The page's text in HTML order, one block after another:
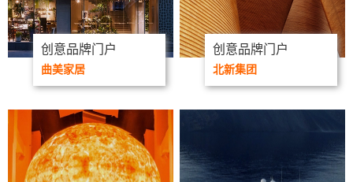
创意品牌门户
曲美家居
创意品牌门户
北新集团